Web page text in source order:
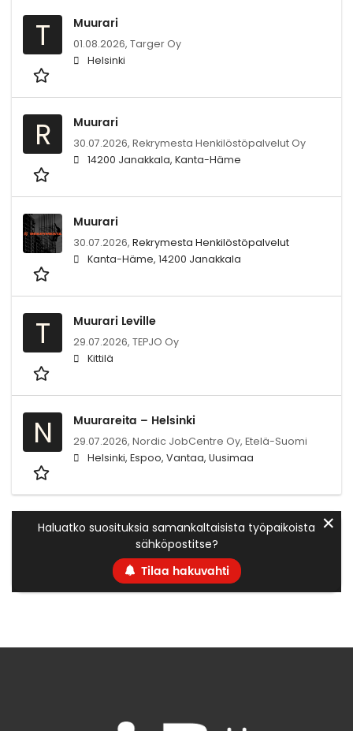
T Muurari
01.08.2026, Targer Oy
Helsinki
R Muurari
30.07.2026, Rekrymesta Henkilöstöpalvelut Oy
14200 Janakkala, Kanta-Häme
Muurari
30.07.2026, Rekrymesta Henkilöstöpalvelut
Kanta-Häme, 14200 Janakkala
T Muurari Leville
29.07.2026, TEPJO Oy
Kittilä
N Muurareita – Helsinki
29.07.2026, Nordic JobCentre Oy, Etelä-Suomi
Helsinki, Espoo, Vantaa, Uusimaa
Haluatko suosituksia samankaltaisista työpaikoista
sähköpostitse?
Tilaa hakuvahti
✕